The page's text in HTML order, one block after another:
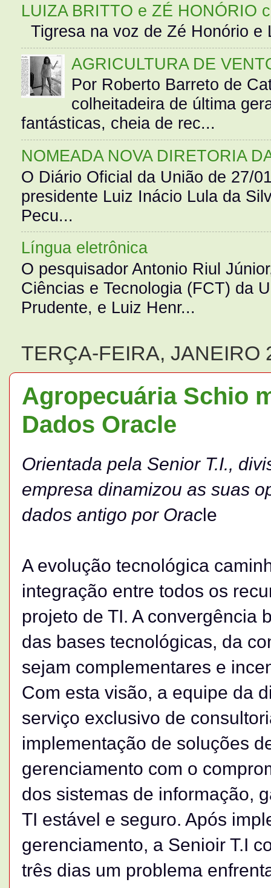
LUIZA BRITTO e ZÉ HONÓRIO
Tigresa na voz de Zé Honório
AGRICULTURA DE
Por Roberto Barreto de
colheitadeira de última
fantásticas, cheia de rec...
NOMEADA NOVA DIRETORIA
O Diário Oficial da União de 27/
presidente Luiz Inácio Lula da
Pecu...
Língua eletrônica
O pesquisador Antonio Riul
Ciências e Tecnologia (FCT) da
Prudente, e Luiz Henr...
TERÇA-FEIRA, JANEIRO
Agropecuária Schio
Dados Oracle
Orientada pela Senior T.I.,
empresa dinamizou as suas
dados antigo por Orac le
A evolução tecnológica
integração entre todos os
projeto de TI. A convergência
das bases tecnológicas, da
sejam complementares e
Com esta visão, a equipe da
serviço exclusivo de
implementação de soluções
gerenciamento com o
dos sistemas de informação,
TI estável e seguro. Após
gerenciamento, a Senioir T.I
três dias um problema